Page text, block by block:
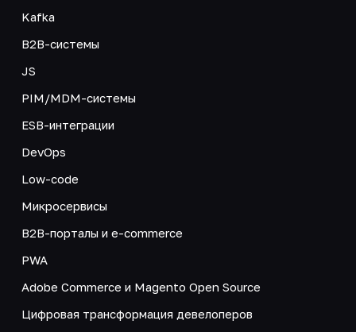
Kafka
B2B-системы
JS
PIM/MDM-системы
ESB-интеграции
DevOps
Low-code
Микросервисы
B2B-порталы и e-commerce
PWA
Adobe Commerce и Magento Open Source
Цифровая трансформация девелоперов